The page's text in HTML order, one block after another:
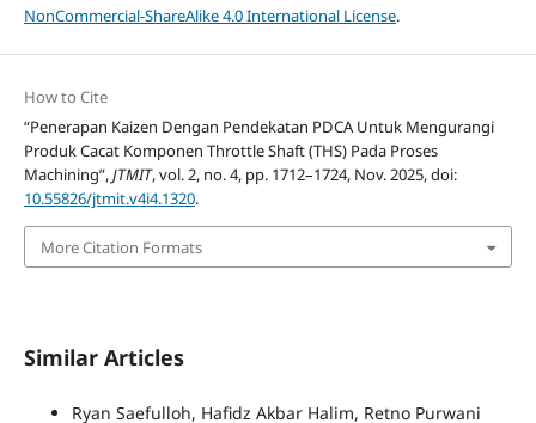
NonCommercial-ShareAlike 4.0 International License.
How to Cite
“Penerapan Kaizen Dengan Pendekatan PDCA Untuk Mengurangi
Produk Cacat Komponen Throttle Shaft (THS) Pada Proses
Machining”,JTMIT, vol. 2, no. 4, pp. 1712–1724, Nov. 2025, doi:
10.55826/jtmit.v4i4.1320.
More Citation Formats
Similar Articles
Ryan Saefulloh, Hafidz Akbar Halim, Retno Purwani